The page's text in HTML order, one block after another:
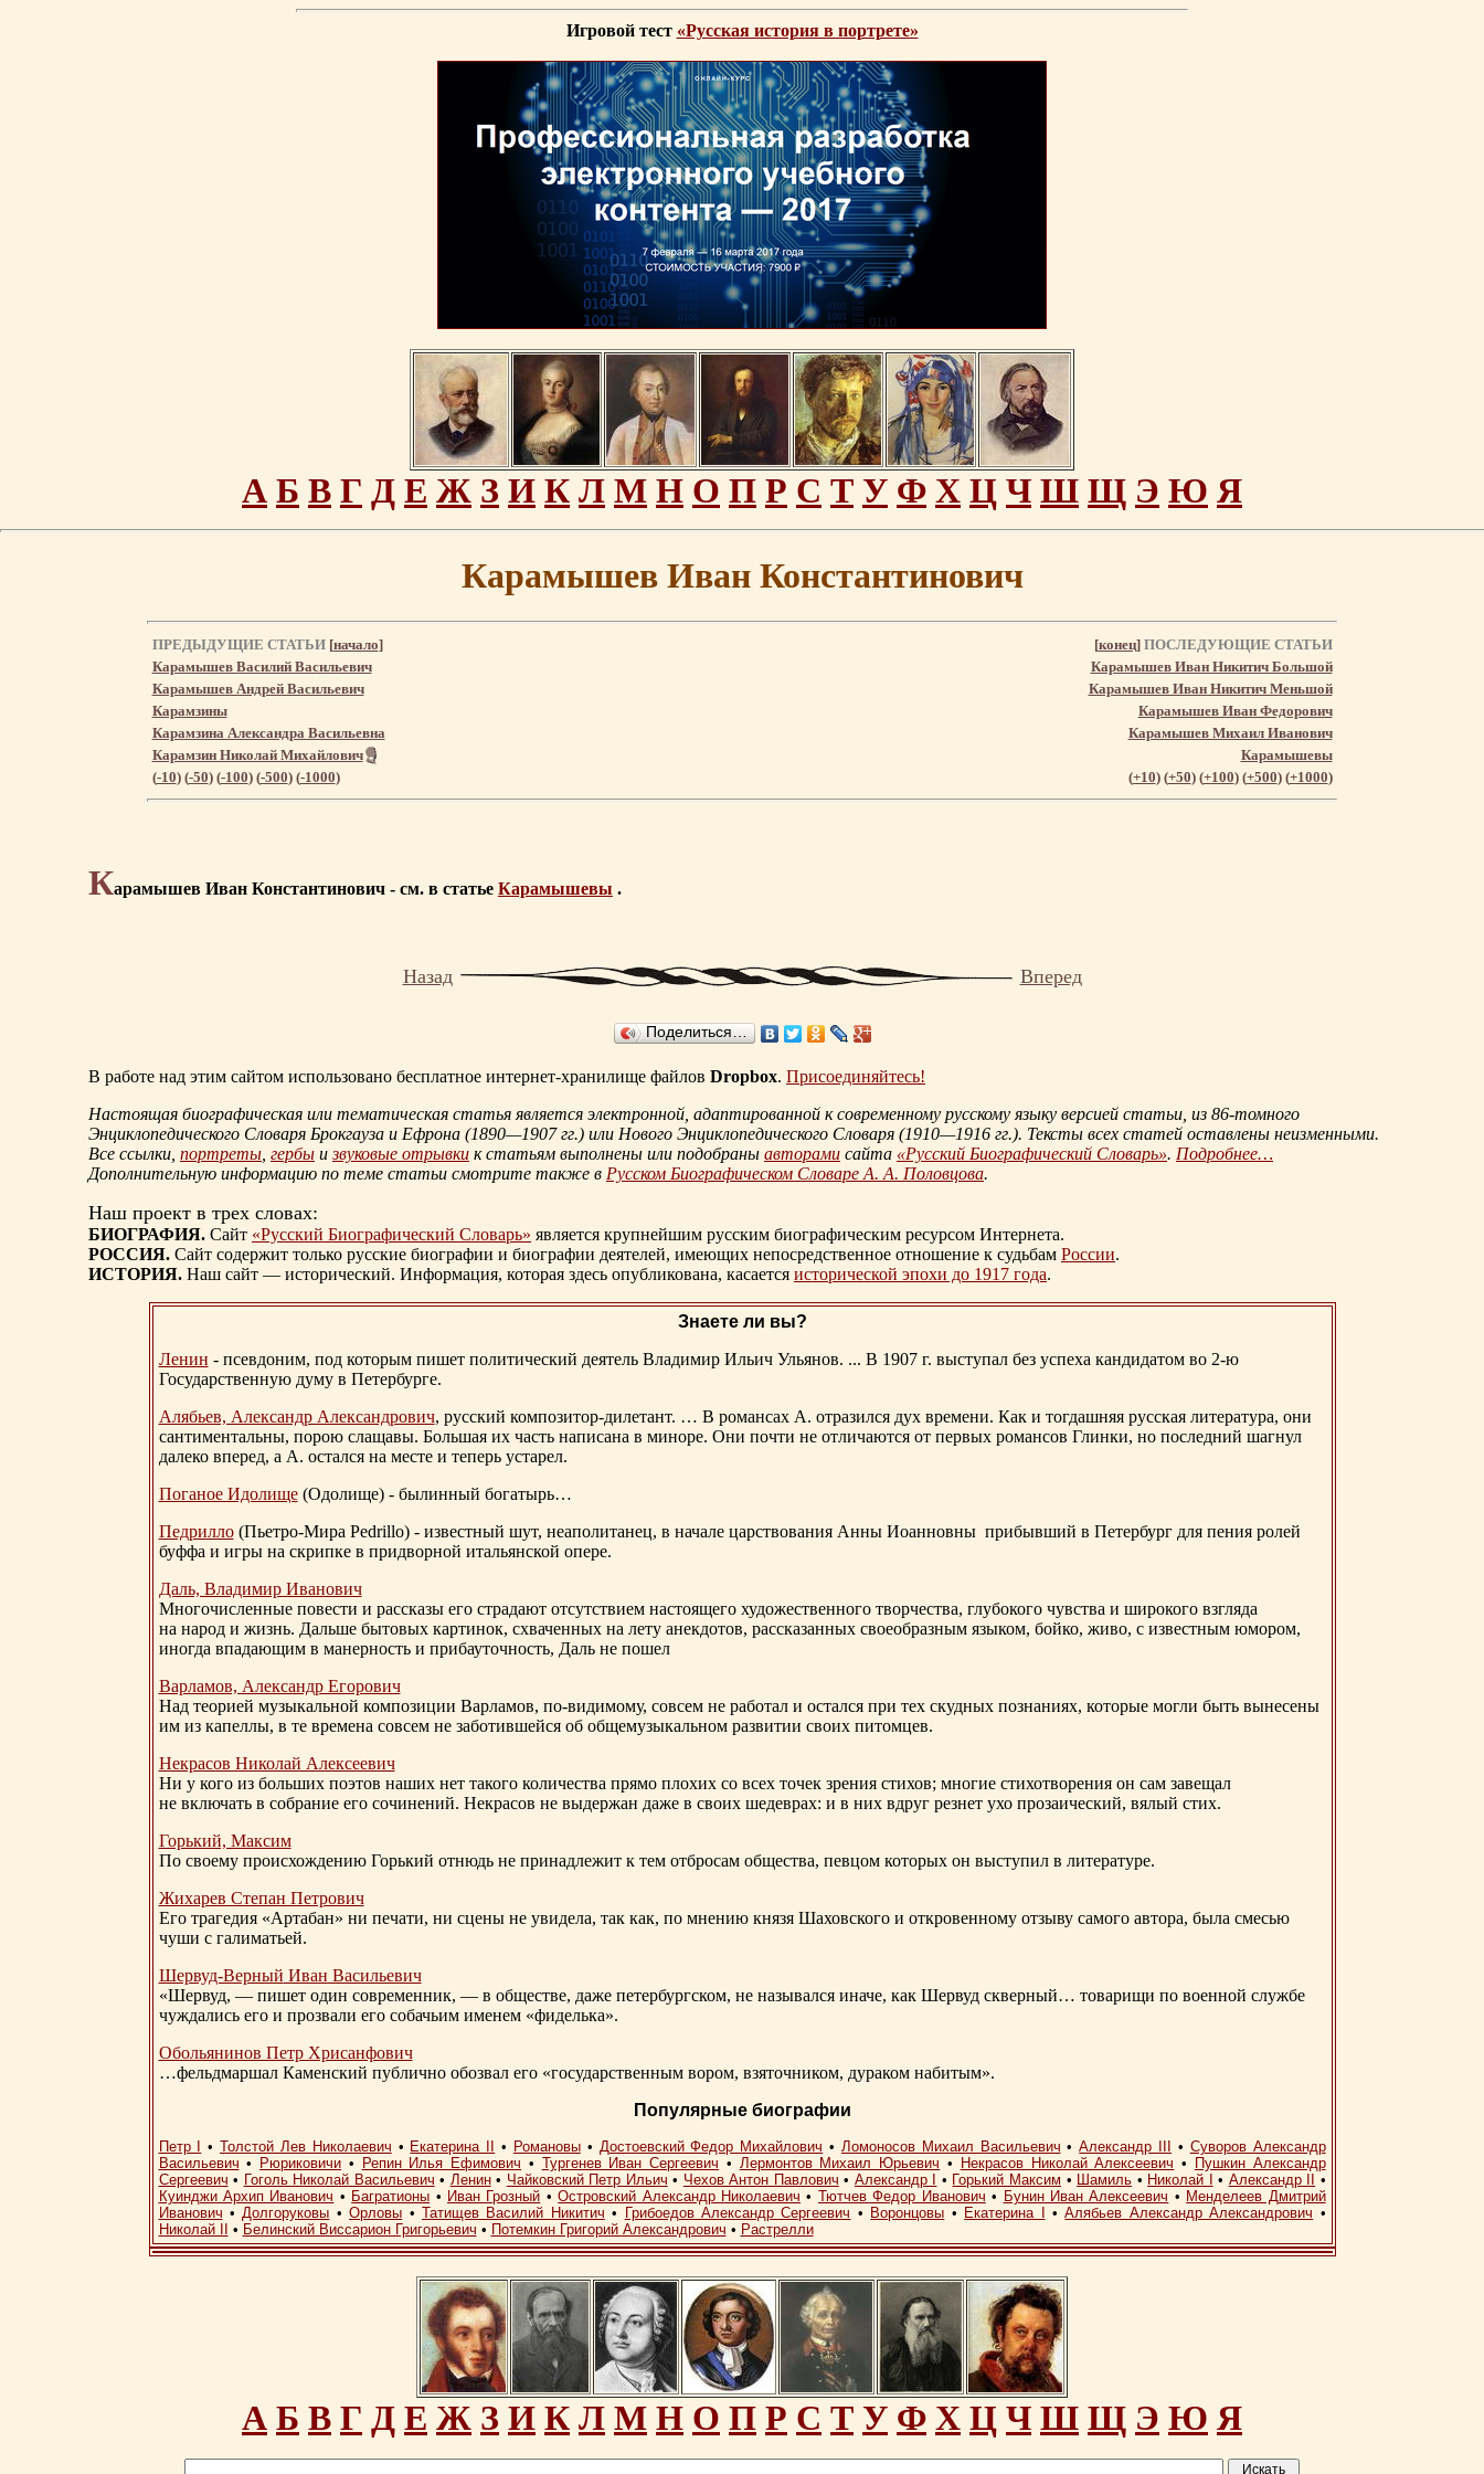
Игровой тест «Русская история в портрете»
А Б В Г Д Е Ж З И К Л М Н О П Р С Т У Ф Х Ц Ч Ш Щ Э Ю Я
Карамышев Иван Константинович
ПРЕДЫДУЩИЕ СТАТЬИ [начало] [конец]ПОСЛЕДУЮЩИЕ СТАТЬИ
Карамышев Василий Васильевич
Карамышев Иван Никитич Большой
Карамышев Андрей Васильевич
Карамышев Иван Никитич Меньшой
Карамзины
Карамышев Иван Федорович
Карамзина Александра Васильевна
Карамышев Михаил Иванович
Карамзин Николай Михайлович
Карамышевы
(-10) (-50) (-100) (-500) (-1000) (+10) (+50) (+100) (+500) (+1000)
Карамышев Иван Константинович - см. в статье Карамышевы .
Назад Вперед
Поделиться…
В работе над этим сайтом использовано бесплатное интернет-хранилище файлов Dropbox. Присоединяйтесь!
Настоящая биографическая или тематическая статья является электронной, адаптированной к современному русскому языку версией статьи, из 86-томного
Энциклопедического Словаря Брокгауза и Ефрона (1890—1907 гг.) или Нового Энциклопедического Словаря (1910—1916 гг.). Тексты всех статей оставлены неизменными.
Все ссылки, портреты, гербы и звуковые отрывки к статьям выполнены или подобраны авторами сайта «Русский Биографический Словарь». Подробнее…
Дополнительную информацию по теме статьи смотрите также в Русском Биографическом Словаре А. А. Половцова.
Наш проект в трех словах:
БИОГРАФИЯ. Сайт «Русский Биографический Словарь» является крупнейшим русским биографическим ресурсом Интернета.
РОССИЯ. Сайт содержит только русские биографии и биографии деятелей, имеющих непосредственное отношение к судьбам России.
ИСТОРИЯ. Наш сайт — исторический. Информация, которая здесь опубликована, касается исторической эпохи до 1917 года.
Знаете ли вы?
Ленин - псевдоним, под которым пишет политический деятель Владимир Ильич Ульянов. ... В 1907 г. выступал без успеха кандидатом во 2-ю
Государственную думу в Петербурге.
Алябьев, Александр Александрович, русский композитор-дилетант. … В романсах А. отразился дух времени. Как и тогдашняя русская литература, они
сантиментальны, порою слащавы. Большая их часть написана в миноре. Они почти не отличаются от первых романсов Глинки, но последний шагнул
далеко вперед, а А. остался на месте и теперь устарел.
Поганое Идолище(Одолище) - былинный богатырь…
Педрилло(Пьетро-Мира Pedrillo) - известный шут, неаполитанец, в начале царствования Анны Иоанновны прибывший в Петербург для пения ролей
буффа и игры на скрипке в придворной итальянской опере.
Даль, Владимир Иванович
Многочисленные повести и рассказы его страдают отсутствием настоящего художественного творчества, глубокого чувства и широкого взгляда
на народ и жизнь. Дальше бытовых картинок, схваченных на лету анекдотов, рассказанных своеобразным языком, бойко, живо, с известным юмором,
иногда впадающим в манерность и прибауточность, Даль не пошел
Варламов, Александр Егорович
Над теорией музыкальной композиции Варламов, по-видимому, совсем не работал и остался при тех скудных познаниях, которые могли быть вынесены
им из капеллы, в те времена совсем не заботившейся об общемузыкальном развитии своих питомцев.
Некрасов Николай Алексеевич
Ни у кого из больших поэтов наших нет такого количества прямо плохих со всех точек зрения стихов; многие стихотворения он сам завещал
не включать в собрание его сочинений. Некрасов не выдержан даже в своих шедеврах: и в них вдруг резнет ухо прозаический, вялый стих.
Горький, Максим
По своему происхождению Горький отнюдь не принадлежит к тем отбросам общества, певцом которых он выступил в литературе.
Жихарев Степан Петрович
Его трагедия «Артабан» ни печати, ни сцены не увидела, так как, по мнению князя Шаховского и откровенному отзыву самого автора, была смесью
чуши с галиматьей.
Шервуд-Верный Иван Васильевич
«Шервуд, — пишет один современник, — в обществе, даже петербургском, не назывался иначе, как Шервуд скверный… товарищи по военной службе
чуждались его и прозвали его собачьим именем «фиделька».
Обольянинов Петр Хрисанфович
…фельдмаршал Каменский публично обозвал его «государственным вором, взяточником, дураком набитым».
Популярные биографии
Петр I •Толстой Лев Николаевич • Екатерина II • Романовы• Достоевский Федор Михайлович • Ломоносов Михаил Васильевич •Александр III • Суворов Александр
Васильевич • Рюриковичи • Репин Илья Ефимович • Тургенев Иван Сергеевич • Лермонтов Михаил Юрьевич • Некрасов Николай Алексеевич •
Пушкин Александр
Сергеевич • Гоголь Николай Васильевич • Ленин• Чайковский Петр Ильич • Чехов Антон Павлович • Александр I • Горький Максим • Шамиль • Николай I • Александр II
•
Куинджи Архип Иванович • Багратионы • Иван Грозный •Островский Александр Николаевич • Тютчев Федор Иванович • Бунин Иван Алексеевич • Менделеев Дмитрий
Иванович •Долгоруковы •Орловы • Татищев Василий Никитич • Грибоедов Александр Сергеевич • Воронцовы • Екатерина I •Алябьев Александр Александрович •
Николай II
• Белинский Виссарион Григорьевич • Потемкин Григорий Александрович • Растрелли
А Б В Г Д Е Ж З И К Л М Н О П Р С Т У Ф Х Ц Ч Ш Щ Э Ю Я